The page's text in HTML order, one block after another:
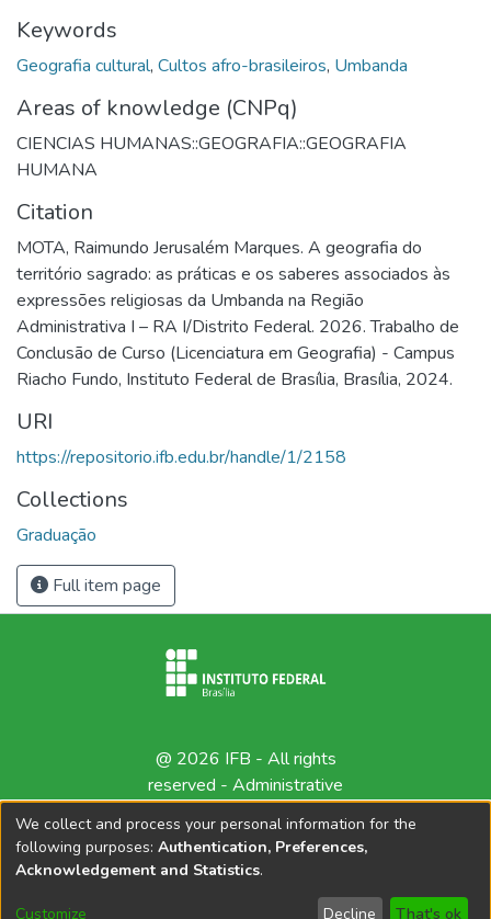
Keywords
Geografia cultural, Cultos afro-brasileiros, Umbanda
Areas of knowledge (CNPq)
CIENCIAS HUMANAS::GEOGRAFIA::GEOGRAFIA
HUMANA
Citation
MOTA, Raimundo Jerusalém Marques. A geografia do
território sagrado: as práticas e os saberes associados às
expressões religiosas da Umbanda na Região
Administrativa I – RA I/Distrito Federal. 2026. Trabalho de
Conclusão de Curso (Licenciatura em Geografia) - Campus
Riacho Fundo, Instituto Federal de Brasília, Brasília, 2024.
URI
https://repositorio.ifb.edu.br/handle/1/2158
Collections
Graduação
Full item page
@ 2026 IFB - All rights
reserved - Administrative
We collect and process your personal information for the
following purposes: Authentication, Preferences,
Acknowledgement and Statistics.
Customize Decline That's ok